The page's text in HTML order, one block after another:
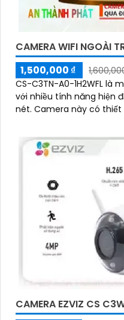
CAMERA WIFI NGOÀI
1,500,000 ₫
CS-C3TN-A0-1H2WFL là
với nhiều tính năng hiện
nét. Camera này có
CAMERA EZVIZ CS